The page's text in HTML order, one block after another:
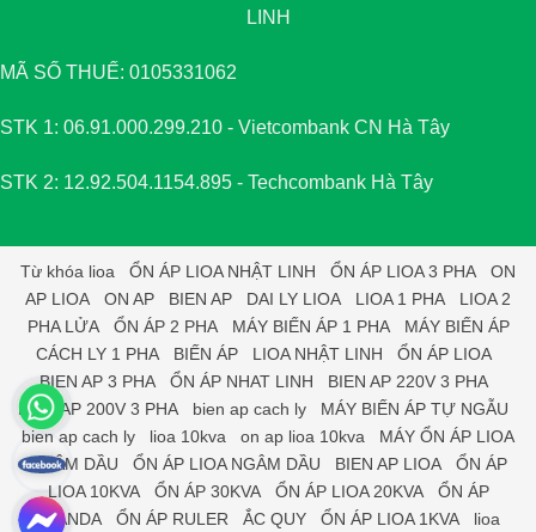
LINH
MÃ SỐ THUẾ: 0105331062
STK 1: 06.91.000.299.210 - Vietcombank CN Hà Tây
STK 2: 12.92.504.1154.895 - Techcombank Hà Tây
Từ khóa lioa ỔN ÁP LIOA NHẬT LINH ỔN ÁP LIOA 3 PHA
ON
AP LIOA
ON AP BIEN AP DAI LY LIOA LIOA 1 PHA
LIOA 2
PHA LỬA
ỔN ÁP 2 PHA MÁY BIẾN ÁP 1 PHA
MÁY BIẾN ÁP
CÁCH LY 1 PHA
BIẾN ÁP LIOA NHẬT LINH
ỔN ÁP LIOA
BIEN AP 3 PHA
ỔN ÁP NHAT LINH
BIEN AP 220V 3 PHA
BIEN AP 200V 3 PHA
bien ap cach ly
MÁY BIẾN ÁP TỰ NGẪU
bien ap cach ly
lioa 10kva on ap lioa 10kva
MÁY ỔN ÁP LIOA
NGÂM DẦU
ỔN ÁP LIOA NGÂM DẦU BIEN AP LIOA
ỔN ÁP
LIOA 10KVA
ỔN ÁP 30KVA ỔN ÁP LIOA 20KVA
ỔN ÁP
STANDA
ỔN ÁP RULER ẮC QUY ỔN ÁP LIOA 1KVA lioa